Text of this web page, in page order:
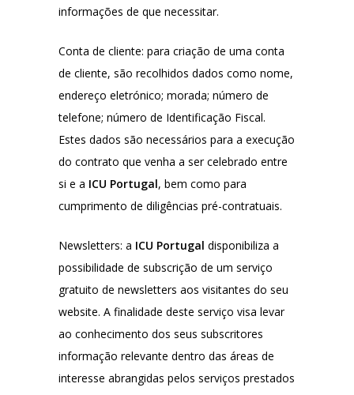
informações de que necessitar.
Conta de cliente: para criação de uma conta
de cliente, são recolhidos dados como nome,
endereço eletrónico; morada; número de
telefone; número de Identificação Fiscal.
Estes dados são necessários para a execução
do contrato que venha a ser celebrado entre
si e a ICU Portugal, bem como para
cumprimento de diligências pré-contratuais.
Newsletters: a ICU Portugal disponibiliza a
possibilidade de subscrição de um serviço
gratuito de newsletters aos visitantes do seu
website. A finalidade deste serviço visa levar
ao conhecimento dos seus subscritores
informação relevante dentro das áreas de
interesse abrangidas pelos serviços prestados